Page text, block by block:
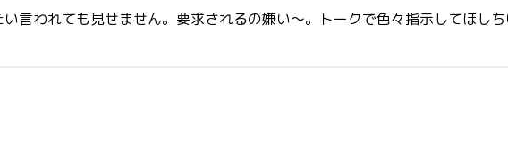
言われても見せません。要求されるの嫌い〜。トークで色々指示してほし